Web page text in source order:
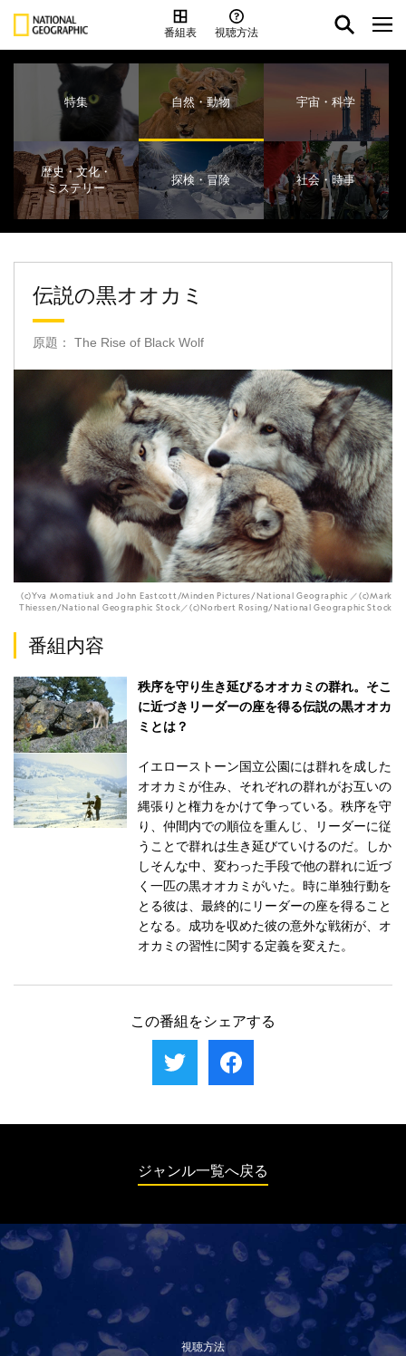
番組表 視聴方法
特集 自然・動物 宇宙・科学
歴史・文化・
ミステリー
探検・冒険 社会・時事
伝説の黒オオカミ
原題： The Rise of Black Wolf
(c)Yva Momatiuk and John Eastcott/Minden Pictures/National Geographic ／(c)Mark
Thiessen/National Geographic Stock／(c)Norbert Rosing/National Geographic Stock
番組内容
秩序を守り生き延びるオオカミの群れ。そこ
に近づきリーダーの座を得る伝説の黒オオカ
ミとは？
イエローストーン国立公園には群れを成した
オオカミが住み、それぞれの群れがお互いの
縄張りと権力をかけて争っている。秩序を守
り、仲間内での順位を重んじ、リーダーに従
うことで群れは生き延びていけるのだ。しか
しそんな中、変わった手段で他の群れに近づ
く一匹の黒オオカミがいた。時に単独行動を
とる彼は、最終的にリーダーの座を得ること
となる。成功を収めた彼の意外な戦術が、オ
オカミの習性に関する定義を変えた。
この番組をシェアする
ジャンル一覧へ戻る
視聴方法